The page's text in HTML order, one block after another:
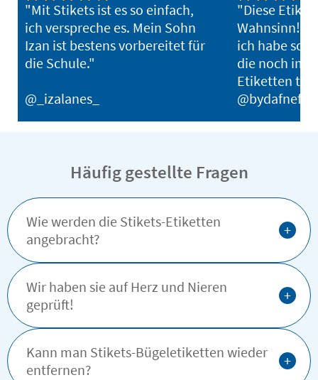
"Mit Stikets ist es so einfach,
ich verspreche es. Mein Sohn
Izan ist bestens vorbereitet für
die Schule."
@_izalanes_
"Diese
Wahnsinn!
ich habe
die noch
Etiketten
Häufig gestellte Fragen
Wie werden die Stikets-Etiketten
angebracht?
+
Wir haben sie auf Herz und Nieren
geprüft!
+
Kann man Stikets-Bügeletiketten wieder
entfernen?
+